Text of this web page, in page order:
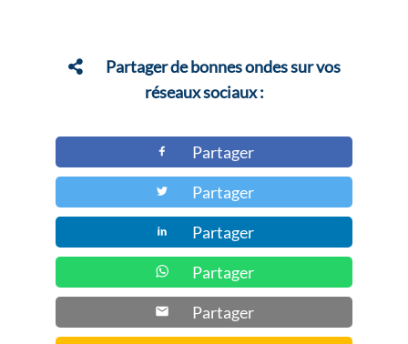
18,00 €
Les
être
choisies
la
page
produit
Partager de bonnes ondes sur vos
réseaux sociaux :
Partager
Partager
Partager
Partager
Partager